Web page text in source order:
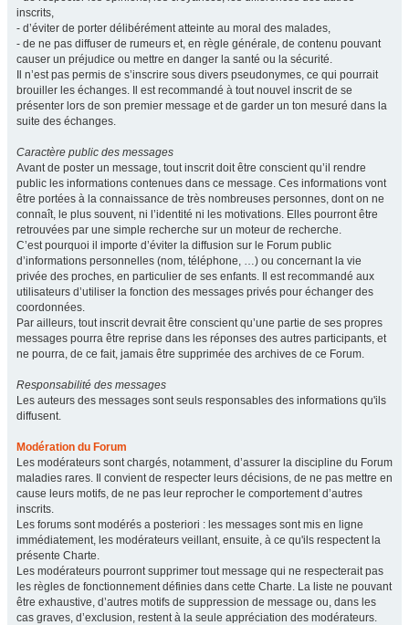
inscrits,
- d’éviter de porter délibérément atteinte au moral des malades,
- de ne pas diffuser de rumeurs et, en règle générale, de contenu pouvant
causer un préjudice ou mettre en danger la santé ou la sécurité.
Il n’est pas permis de s’inscrire sous divers pseudonymes, ce qui pourrait
brouiller les échanges. Il est recommandé à tout nouvel inscrit de se
présenter lors de son premier message et de garder un ton mesuré dans la
suite des échanges.
Caractère public des messages
Avant de poster un message, tout inscrit doit être conscient qu’il rendre
public les informations contenues dans ce message. Ces informations vont
être portées à la connaissance de très nombreuses personnes, dont on ne
connaît, le plus souvent, ni l’identité ni les motivations. Elles pourront être
retrouvées par une simple recherche sur un moteur de recherche.
C’est pourquoi il importe d’éviter la diffusion sur le Forum public
d’informations personnelles (nom, téléphone, …) ou concernant la vie
privée des proches, en particulier de ses enfants. Il est recommandé aux
utilisateurs d’utiliser la fonction des messages privés pour échanger des
coordonnées.
Par ailleurs, tout inscrit devrait être conscient qu’une partie de ses propres
messages pourra être reprise dans les réponses des autres participants, et
ne pourra, de ce fait, jamais être supprimée des archives de ce Forum.
Responsabilité des messages
Les auteurs des messages sont seuls responsables des informations qu'ils
diffusent.
Modération du Forum
Les modérateurs sont chargés, notamment, d’assurer la discipline du Forum
maladies rares. Il convient de respecter leurs décisions, de ne pas mettre en
cause leurs motifs, de ne pas leur reprocher le comportement d’autres
inscrits.
Les forums sont modérés a posteriori : les messages sont mis en ligne
immédiatement, les modérateurs veillant, ensuite, à ce qu'ils respectent la
présente Charte.
Les modérateurs pourront supprimer tout message qui ne respecterait pas
les règles de fonctionnement définies dans cette Charte. La liste ne pouvant
être exhaustive, d’autres motifs de suppression de message ou, dans les
cas graves, d’exclusion, restent à la seule appréciation des modérateurs.